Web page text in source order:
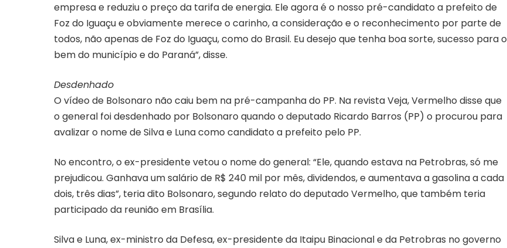
empresa e reduziu o preço da tarifa de energia. Ele agora é o nosso pré-candidato a prefeito de
Foz do Iguaçu e obviamente merece o carinho, a consideração e o reconhecimento por parte de
todos, não apenas de Foz do Iguaçu, como do Brasil. Eu desejo que tenha boa sorte, sucesso para o
bem do município e do Paraná”, disse.
Desdenhado
O vídeo de Bolsonaro não caiu bem na pré-campanha do PP. Na revista Veja, Vermelho disse que
o general foi desdenhado por Bolsonaro quando o deputado Ricardo Barros (PP) o procurou para
avalizar o nome de Silva e Luna como candidato a prefeito pelo PP.
No encontro, o ex-presidente vetou o nome do general: “Ele, quando estava na Petrobras, só me
prejudicou. Ganhava um salário de R$ 240 mil por mês, dividendos, e aumentava a gasolina a cada
dois, três dias”, teria dito Bolsonaro, segundo relato do deputado Vermelho, que também teria
participado da reunião em Brasília.
Silva e Luna, ex-ministro da Defesa, ex-presidente da Itaipu Binacional e da Petrobras no governo